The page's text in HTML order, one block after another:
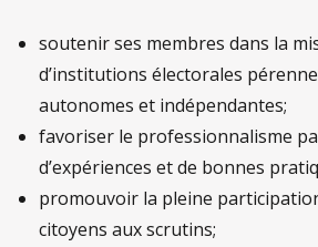
soutenir ses membres dans la
d’institutions électorales
autonomes et indépendantes;
favoriser le professionnalisme
d’expériences et de bonnes
promouvoir la pleine
citoyens aux scrutins;